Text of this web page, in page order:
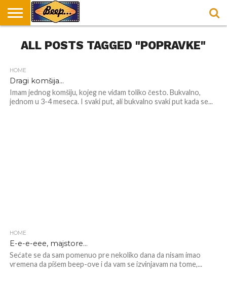
DORUČAK
U
SVAKODNEVICA
ENTERTAINMENT
LOKACIJE
ZA
HRANA I
RECEPTI
NEPUSACKI
LOKALI
ALL POSTS TAGGED "POPRAVKE"
HOME
Dragi komšija…
Imam jednog komšiju, kojeg ne viđam toliko često. Bukvalno,
jednom u 3-4 meseca. I svaki put, ali bukvalno svaki put kada se...
HOME
E-e-e-eee, majstore…
Sećate se da sam pomenuo pre nekoliko dana da nisam imao
vremena da pišem beep-ove i da vam se izvinjavam na tome,...